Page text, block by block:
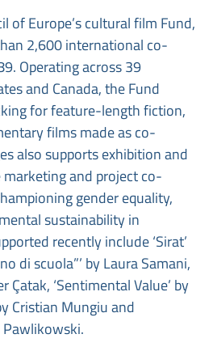
of Europe’s cultural film Fund,
2,600 international co-
Operating across 39
and Canada, the Fund
for feature-length fiction,
films made as co-
also supports exhibition and
and project co-
gender equality,
sustainability in
recently include ‘Sirat’
di scuola”’ by Laura Samani,
Çatak, ‘Sentimental Value’ by
Cristian Mungiu and
Pawlikowski.